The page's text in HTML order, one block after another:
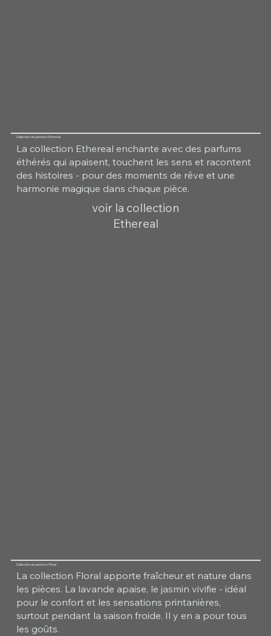
Collection de parfums Ethereal
La collection Ethereal enchante avec des parfums
éthérés qui apaisent, touchent les sens et racontent
des histoires - pour des moments de rêve et une
harmonie magique dans chaque pièce.
voir la collection
Ethereal
Collection de parfums Floral
La collection Floral apporte fraîcheur et nature dans
les pièces. La lavande apaise, le jasmin vivifie - idéal
pour le confort et les sensations printanières,
surtout pendant la saison froide. Il y en a pour tous
les goûts.